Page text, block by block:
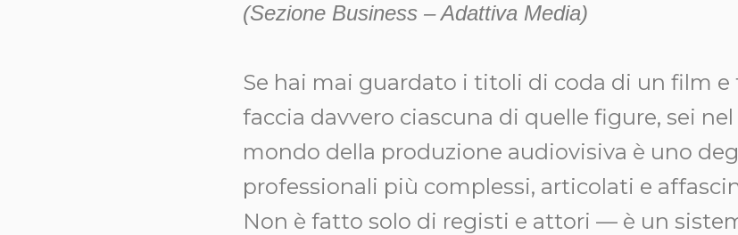
(Sezione Business – Adattiva Media)
Se hai mai guardato i titoli di coda di un film e
faccia davvero ciascuna di quelle figure, sei
mondo della produzione audiovisiva è uno
professionali più complessi, articolati e
Non è fatto solo di registi e attori — è un